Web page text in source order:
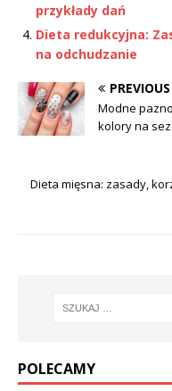
przykłady dań
Dieta redukcyjna:
na odchudzanie
PREVIOUS
Modne
kolory na
Dieta mięsna: zasady,
POLECAMY